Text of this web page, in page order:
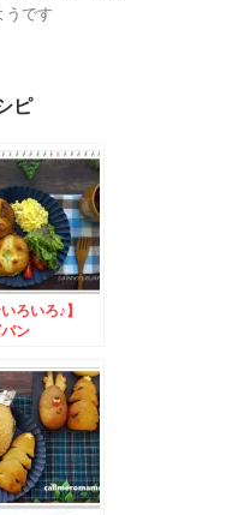
うです
ピ
いろいろ♪】
ン